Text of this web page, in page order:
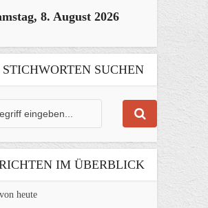
8. August 2026
SUCHEN
IM ÜBERBLICK
heute